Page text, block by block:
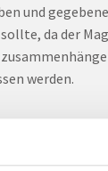
und
da der
werden.